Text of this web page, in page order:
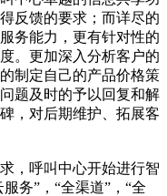
反馈的要求；而详尽的
务能力，更有针对性的
。更加深入分析客户的
制定自己的产品价格策
题及时的予以回复和解
，对后期维护、拓展客
，呼叫中心开始进行智
务”，“全渠道”，“全